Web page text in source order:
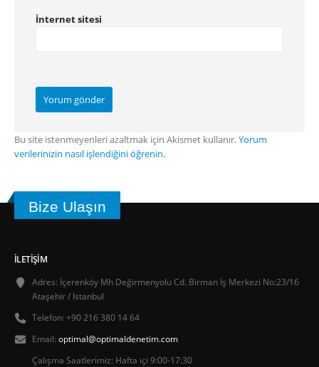
İnternet sitesi
Bu site istenmeyenleri azaltmak için Akismet kullanır.Yorum
verilerinizin nasıl işlendiğini öğrenin.
Bize Ulaşın
İLETIŞIM
Adres: İçerenköy Mh Değirmenyolu Cd. Birman İş Merkezi No:23/16
Ataşehir / İstanbul
Telefon: +90 216 380 14 64
Email: optimal@optimaldenetim.com
Çalışma Saatlerimiz: Hafta içi 9:00-17:30